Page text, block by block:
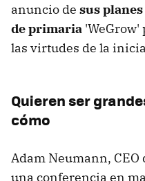
anuncio de sus
de primaria 'WeGrow'
las virtudes de la
Quieren ser
cómo
Adam Neumann,
una conferencia en